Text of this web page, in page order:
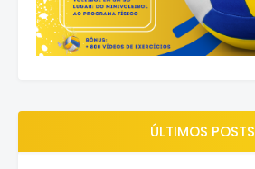
ÚLTIMOS POSTS